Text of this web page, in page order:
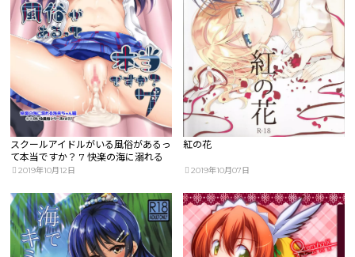
スクールアイドルがいる風俗があるっ
て本当ですか？ 7 快楽の海に溺れる
海未ちゃん編
2019年10月12日
紅の花
2019年10月07日